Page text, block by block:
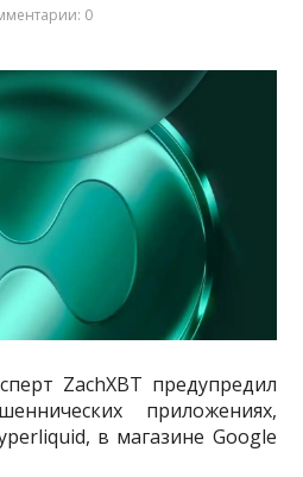
0
ZachXBT предупредил
приложениях,
в магазине Google